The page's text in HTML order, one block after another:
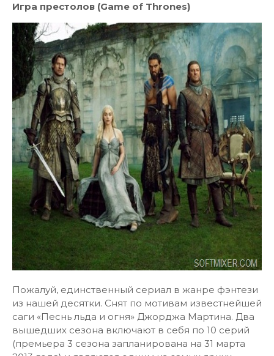
Игра престолов (Game of Thrones)
Пожалуй, единственный сериал в жанре фэнтези
из нашей десятки. Снят по мотивам известнейшей
саги «Песнь льда и огня» Джорджа Мартина. Два
вышедших сезона включают в себя по 10 серий
(премьера 3 сезона запланирована на 31 марта